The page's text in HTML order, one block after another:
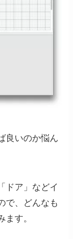
良いのか悩ん
ドア」などイ
で、どんなも
す。